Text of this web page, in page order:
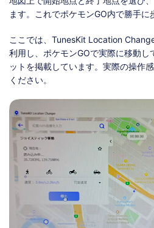
ます。これでポケモンGO内で勝手に
ここでは、TunesKit Location
利用し、ポケモンGOで実際に移動し
ットを掲載しています。実際の操作
ください。